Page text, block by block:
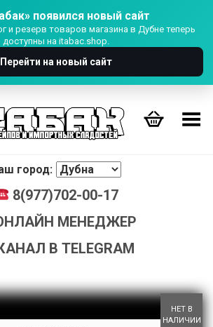
появился новый сайт
и резерв товаров магазина в Дубне теперь
доступны на itabac.shop.
Перейти на новый сайт
Переключить Меню
город:
8(977)702-00-17
МЕНЕДЖЕР
В TELEGRAM
НЕТ В
НАЛИЧИИ